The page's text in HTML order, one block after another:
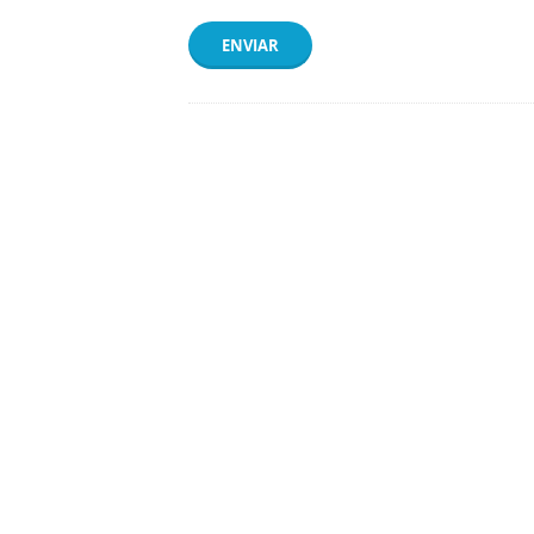
ENVIAR